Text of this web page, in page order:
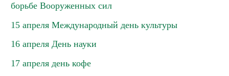
борьбе Вооруженных сил
15 апреля Международный день культуры
16 апреля День науки
17 апреля день кофе